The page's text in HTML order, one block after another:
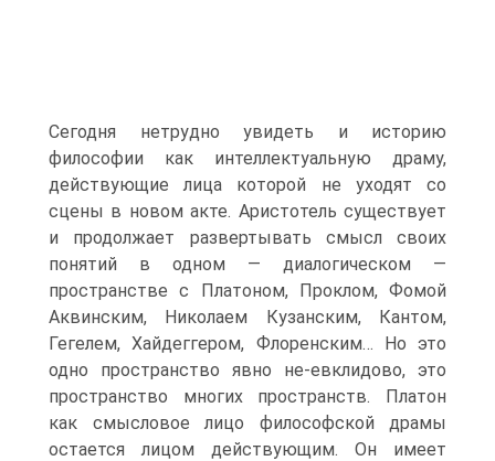
Сегодня нетрудно увидеть и историю
философии как интеллектуальную драму,
действующие лица которой не уходят со
сцены в новом акте. Аристотель существует
и продолжает развертывать смысл своих
понятий в одном — диалогическом —
пространстве с Платоном, Проклом, Фомой
Аквинским, Николаем Кузанским, Кантом,
Гегелем, Хайдеггером, Флоренским… Но это
одно пространство явно не-евклидово, это
пространство многих пространств. Платон
как смысловое лицо философской драмы
остается лицом действующим. Он имеет